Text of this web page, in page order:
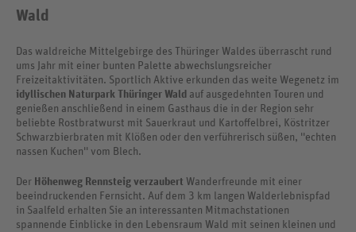
Wald
Das waldreiche Mittelgebirge des Thüringer Waldes überrascht rund
ums Jahr mit einer bunten Palette abwechslungsreicher
Freizeitaktivitäten. Sportlich Aktive erkunden das weite Wegenetz im
idyllischen Naturpark Thüringer Wald auf ausgedehnten Touren und
genießen anschließend in einem Gasthaus die in der Region sehr
beliebte Rostbratwurst mit Sauerkraut und Kartoffelbrei, Köstritzer
Schwarzbierbraten mit Klößen oder den verführerisch süßen, ''echten
nassen Kuchen'' vom Blech.
Der Höhenweg Rennsteig verzaubert Wanderfreunde mit einer
beeindruckenden Fernsicht. Auf dem 3 km langen Walderlebnispfad
in Saalfeld erhalten Sie an interessanten Mitmachstationen
spannende Einblicke in den Lebensraum Wald mit seinen kleinen und